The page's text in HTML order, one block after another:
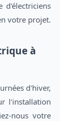
d'électriciens
votre projet.
à
d'hiver,
l'installation
nous votre